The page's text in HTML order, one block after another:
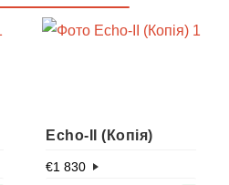
Echo-IІ (Копія)
€1 830